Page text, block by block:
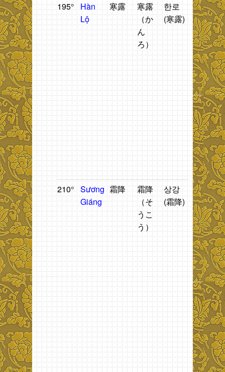
195°
Hàn
Lộ
寒露
寒露
（か
ん
ろ）
한로
(寒露)
Mát
mẻ.
210° Sương
Giáng
霜降
霜降
（そ
うこ
う）
상강
(霜降)
Sương
mù
xuất
hiện.